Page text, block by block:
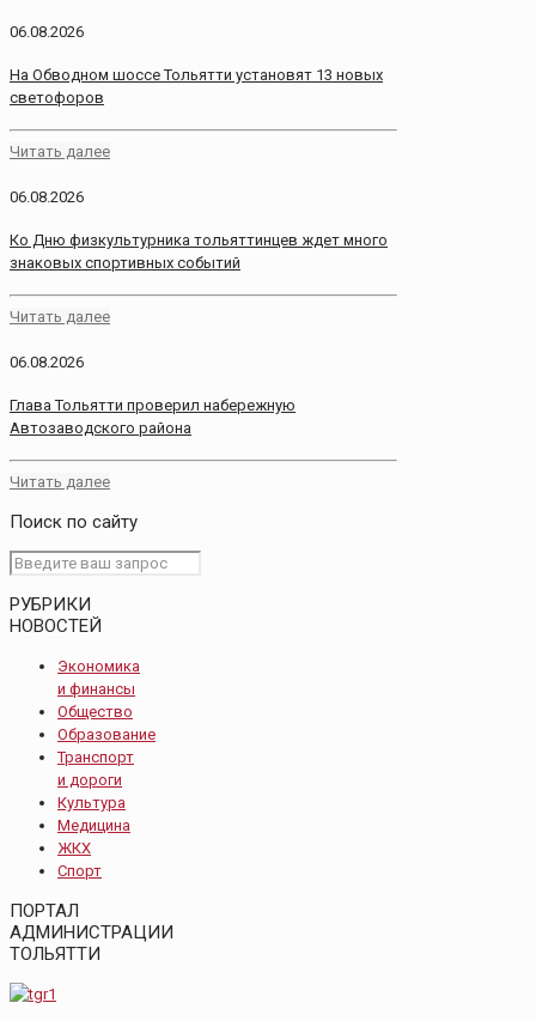
06.08.2026
На Обводном шоссе Тольятти установят 13 новых
светофоров
Читать далее
06.08.2026
Ко Дню физкультурника тольяттинцев ждет много
знаковых спортивных событий
Читать далее
06.08.2026
Глава Тольятти проверил набережную
Автозаводского района
Читать далее
Поиск по сайту
РУБРИКИ
НОВОСТЕЙ
Экономика
и финансы
Общество
Образование
Транспорт
и дороги
Культура
Медицина
ЖКХ
Спорт
ПОРТАЛ
АДМИНИСТРАЦИИ
ТОЛЬЯТТИ